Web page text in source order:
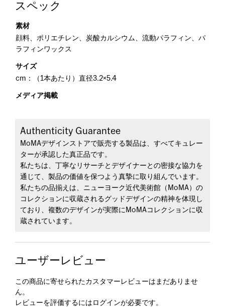
スペック
素材
顔料、ポリエチレン、炭酸カルシウム、流動パラフィン、パ
ラフィンワックス
サイズ
cm：（1本あたり）直径3.2×5.4
メディア掲載
Authenticity Guarantee
MoMAデザインストアで販売する製品は、すべてキュレー
ターが承認した真正品です。
私たちは、丁寧なリサーチとデザイナーとの密接な協力を
通じて、製品の価値を保つよう真摯に取り組んでいます。
私たちの品揃えは、ニューヨーク近代美術館（MoMA）の
コレクションに収蔵されるグッドデザインの精神を体現し
ており、複数のデザインが実際にMoMAコレクションに収
蔵されています。
ユーザーレビュー
この商品に寄せられたカスタマーレビューはまだありませ
ん。
レビューを評価するには ログインが必要です。